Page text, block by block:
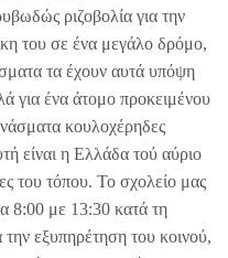
ριζοβολία για την
του σε ένα μεγάλο δρόμο,
τα έχουν αυτά υπόψη
για ένα άτομο προκειμένου
κουλοχέρηδες
είναι η Ελλάδα τού αύριο
του τόπου. Το σχολείο μας
8:00 με 13:30 κατά τη
εξυπηρέτηση του κοινού,